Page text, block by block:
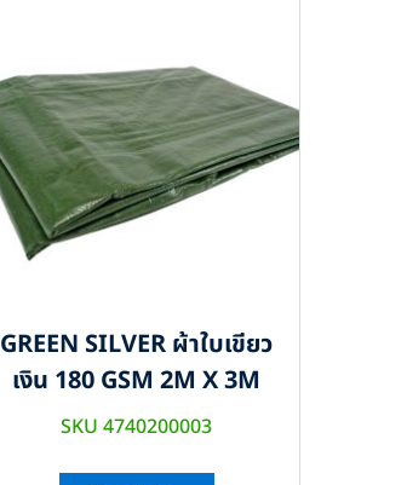
GREEN SILVER ผ้าใบเขียว
เงิน 180 GSM 2M X 3M
SKU 4740200003